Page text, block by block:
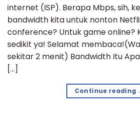
internet (ISP). Berapa Mbps, sih,
bandwidth kita untuk nonton
conference? Untuk game online?
sedikit ya! Selamat
sekitar 2 menit) Bandwidth Itu
[…]
Continue reading